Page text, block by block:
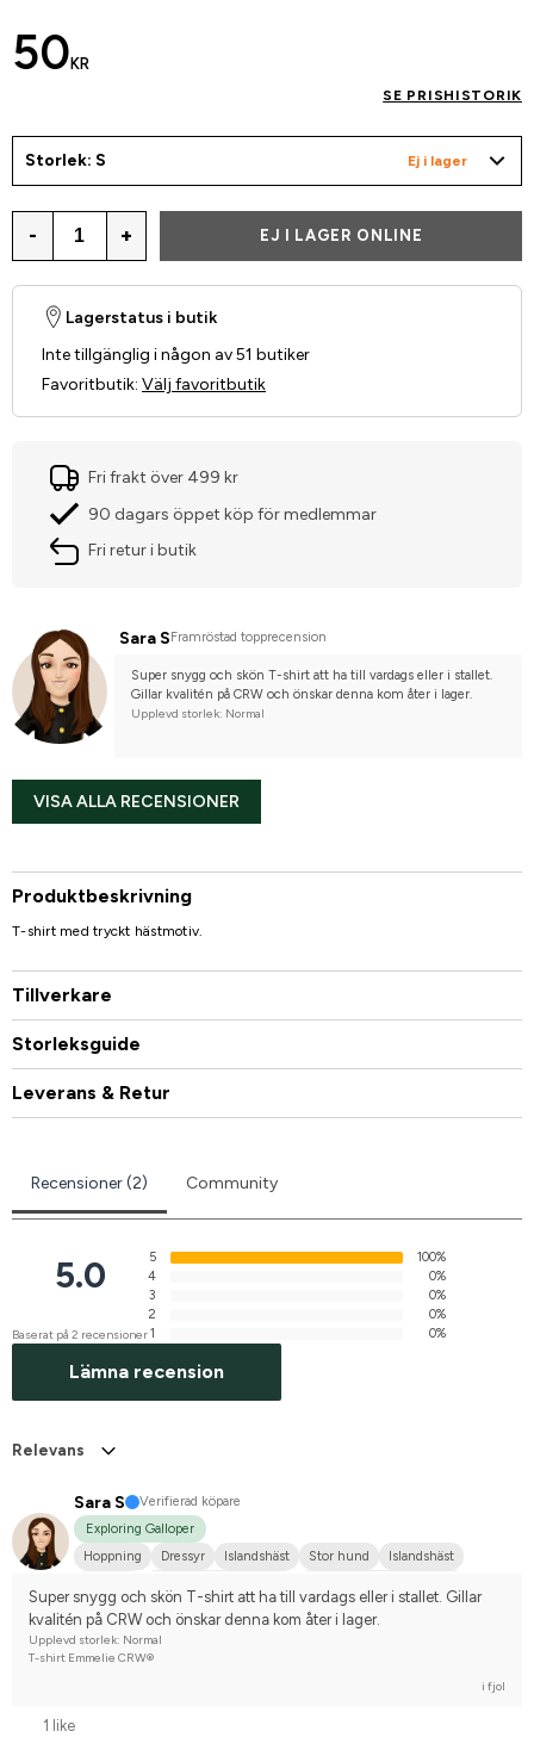
50 KR
SE PRISHISTORIK
Storlek: S Ej i lager
- + EJ I LAGER ONLINE
Lagerstatus i butik
Inte tillgänglig i någon av 51 butiker
Favoritbutik: Välj favoritbutik
Fri frakt över 499 kr
90 dagars öppet köp för medlemmar
Fri retur i butik
Sara S Framröstad topprecension
Super snygg och skön T-shirt att ha till vardags eller i stallet.
Gillar kvalitén på CRW och önskar denna kom åter i lager.
Upplevd storlek: Normal
VISA ALLA RECENSIONER
Produktbeskrivning
T-shirt med tryckt hästmotiv.
Tillverkare
Storleksguide
Leverans & Retur
Recensioner (2) Community
5.0
Baserat på 2 recensioner
5
100%
4
0%
3
0%
2
0%
1
0%
Lämna recension
Relevans
Sara S
Verifierad köpare
Exploring Galloper
Hoppning
Dressyr Islandshäst Stor hund
Islandshäst
Tävlingsrider på hobbynivå
Super snygg och skön T-shirt att ha till vardags eller i stallet. Gillar
kvalitén på CRW och önskar denna kom åter i lager.
Upplevd storlek: Normal
T-shirt Emmelie CRW®
i fjol
1 like